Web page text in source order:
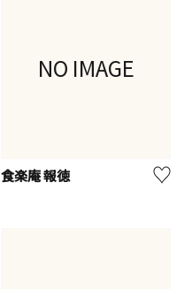
NO IMAGE
食楽庵 報徳